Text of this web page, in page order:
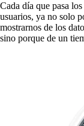
Cada día que pasa
usuarios, ya no solo
mostrarnos de los
sino porque de un